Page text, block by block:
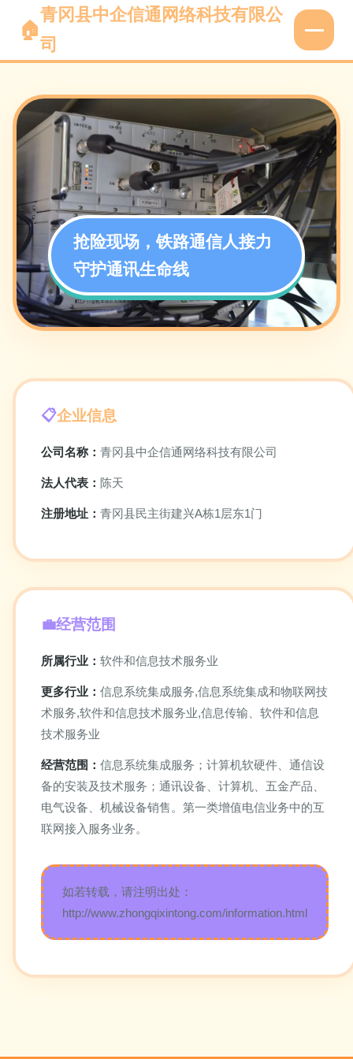
青冈县中企信通网络科技有限公
司
抢险现场，铁路通信人接力
守护通讯生命线
企业信息
公司名称： 青冈县中企信通网络科技有限公司
法人代表： 陈天
注册地址： 青冈县民主街建兴A栋1层东1门
经营范围
所属行业： 软件和信息技术服务业
更多行业： 信息系统集成服务,信息系统集成和物联网技
术服务,软件和信息技术服务业,信息传输、软件和信息
技术服务业
经营范围： 信息系统集成服务；计算机软硬件、通信设
备的安装及技术服务；通讯设备、计算机、五金产品、
电气设备、机械设备销售。第一类增值电信业务中的互
联网接入服务业务。
如若转载，请注明出处：
http://www.zhongqixintong.com/information.html